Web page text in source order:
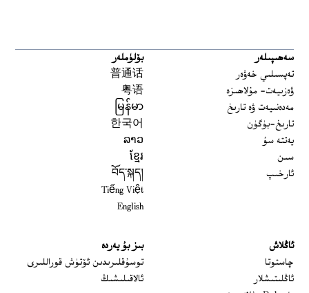
سەھىپىلەر
تەپسىلىي خەۋەر
ۋەزىيەت- مۇلاھىزە
مەدەنىيەت ۋە تارىخ
تارىخ-بۈگۈن
يەتتە سۇ
سىن
ئارخىپ
بۆلۈملەر
普通话
粤语
မြန်မာ
한국어
ລາວ
ខ្មែរ
བོད་སྐད།
Tiếng Việt
English
ئاڭلاش
چاستوتا
ئاڭلىتىشلار
بىز بۇ يەردە
توسۇقلىرىدىن ئۆتۈش قوراللىرى
ئالاقىلىشىڭ